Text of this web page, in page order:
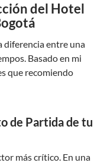
del Hotel
diferencia entre una
Basado en mi
que recomiendo
de Partida de tu
más crítico. En una